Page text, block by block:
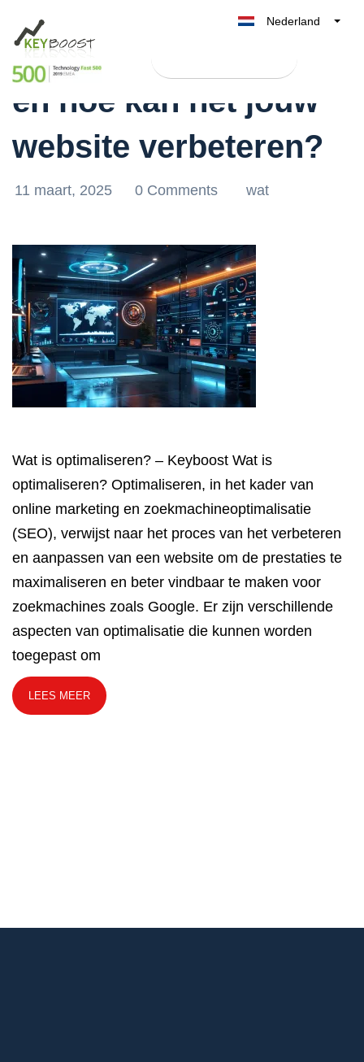
Nederland
België
UK
Wat is optimaliseren
en hoe kan het jouw
website verbeteren?
11 maart, 2025 0 Comments wat
Wat is optimaliseren? – Keyboost Wat is
optimaliseren? Optimaliseren, in het kader van
online marketing en zoekmachineoptimalisatie
(SEO), verwijst naar het proces van het verbeteren
en aanpassen van een website om de prestaties te
maximaliseren en beter vindbaar te maken voor
zoekmachines zoals Google. Er zijn verschillende
aspecten van optimalisatie die kunnen worden
toegepast om
LEES MEER